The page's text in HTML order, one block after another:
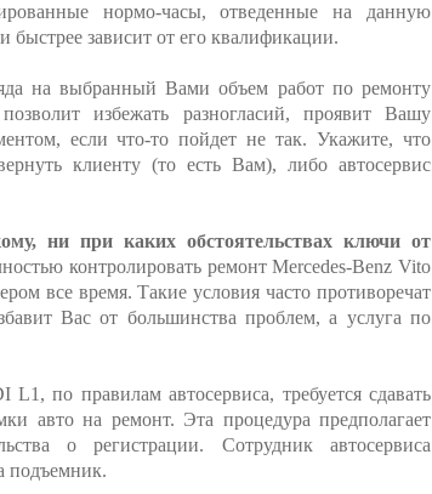
нормо-часы, отведенные на данную
быстрее зависит от его квалификации.
на выбранный Вами объем работ по ремонту
избежать разногласий, проявит Вашу
если что-то пойдет не так. Укажите, что
клиенту (то есть Вам), либо автосервис
ни при каких обстоятельствах ключи от
контролировать ремонт Mercedes-Benz Vito
все время. Такие условия часто противоречат
Вас от большинства проблем, а услуга по
по правилам автосервиса, требуется сдавать
авто на ремонт. Эта процедура предполагает
о регистрации. Сотрудник автосервиса
подъемник.